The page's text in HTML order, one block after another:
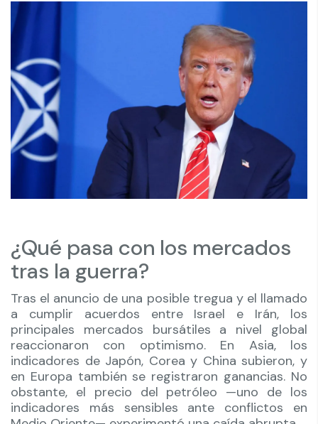
¿Qué pasa con los mercados
tras la guerra?
Tras el anuncio de una posible tregua y el llamado
a cumplir acuerdos entre Israel e Irán, los
principales mercados bursátiles a nivel global
reaccionaron con optimismo. En Asia, los
indicadores de Japón, Corea y China subieron, y
en Europa también se registraron ganancias. No
obstante, el precio del petróleo —uno de los
indicadores más sensibles ante conflictos en